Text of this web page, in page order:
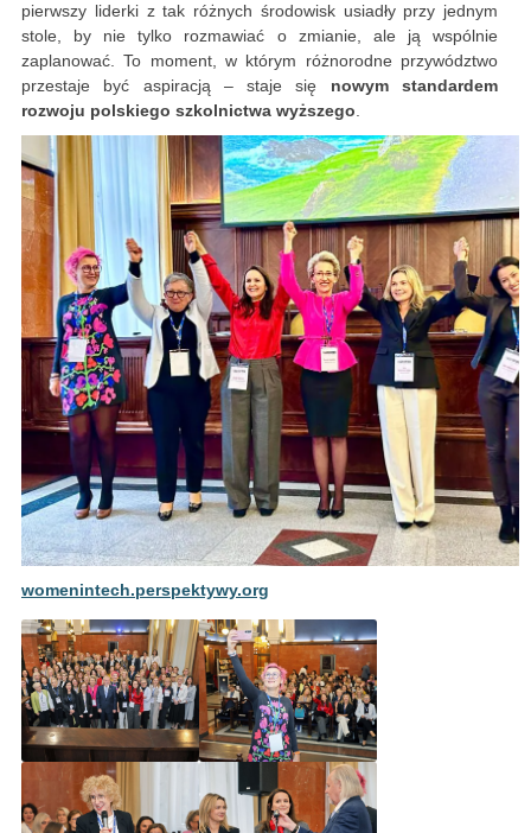
pierwszy liderki z tak różnych środowisk usiadły przy jednym
stole, by nie tylko rozmawiać o zmianie, ale ją wspólnie
zaplanować. To moment, w którym różnorodne przywództwo
przestaje być aspiracją – staje się nowym standardem
rozwoju polskiego szkolnictwa wyższego.
womenintech.perspektywy.org